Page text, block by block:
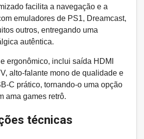
facilita a navegação e a
emuladores de PS1, Dreamcast,
outros, entregando uma
autêntica.
ergonômico, inclui saída HDMI
alto-falante mono de qualidade e
C prático, tornando-o uma opção
ama games retrô.
técnicas